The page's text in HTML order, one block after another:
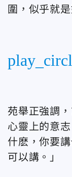
圍，似乎就是
苑舉正強調
心靈上的意
什麽，你要
可以講。」